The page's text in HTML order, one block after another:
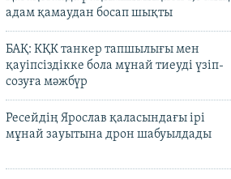
адам қамаудан босап шықты
БАҚ: КҚК танкер тапшылығы мен
қауіпсіздікке бола мұнай тиеуді үзіп-
созуға мәжбүр
Ресейдің Ярослав қаласындағы ірі
мұнай зауытына дрон шабуылдады